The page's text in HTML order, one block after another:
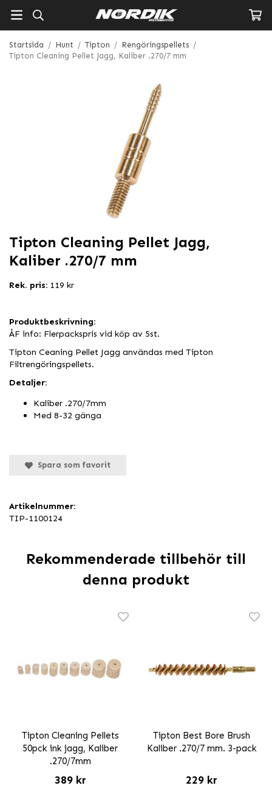
Startsida / Hunt / Tipton / Rengöringspellets /
Tipton Cleaning Pellet Jagg, Kaliber .270/7 mm
Tipton Cleaning Pellet Jagg,
Kaliber .270/7 mm
Rek. pris: 119 kr
Produktbeskrivning:
ÅF info: Flerpackspris vid köp av 5st.
Tipton Ceaning Pellet Jagg användas med Tipton
Filtrengöringspellets.
Detaljer:
Kaliber .270/7mm
Med 8-32 gänga
Spara som favorit
Artikelnummer:
TIP-1100124
Rekommenderade tillbehör till
denna produkt
Tipton Cleaning Pellets
50pck ink jagg, Kaliber
.270/7mm
389 kr
Tipton Best Bore Brush
Kaliber .270/7 mm. 3-pack
229 kr